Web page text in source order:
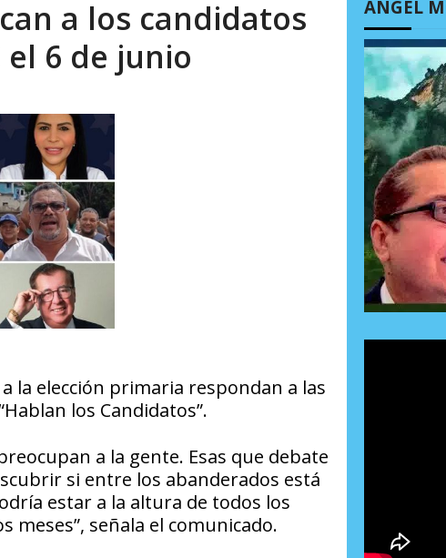
incumplidas... AGOSTO 6, 2026
a los candidatos
6 de junio
la elección primaria respondan a las
los Candidatos”.
a la gente. Esas que debate
si entre los abanderados está
estar a la altura de todos los
señala el comunicado.
ÁNGEL